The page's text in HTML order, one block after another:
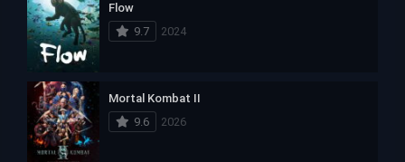
Flow
9.7
2024
Mortal Kombat II
9.6
2026